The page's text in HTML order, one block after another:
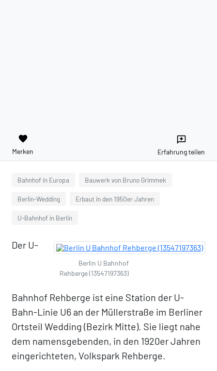
favorite
Merken
reviews
Erfahrung teilen
Bahnhof in Europa Bauwerk von Bruno Grimmek
Berlin-Wedding Erbaut in den 1950er Jahren
U-Bahnhof in Berlin
Berlin U Bahnhof
Rehberge (13547197363)
Der U-
Bahnhof Rehberge ist eine Station der U-
Bahn-Linie U6 an der Müllerstraße im Berliner
Ortsteil Wedding (Bezirk Mitte). Sie liegt nahe
dem namensgebenden, in den 1920er Jahren
eingerichteten, Volkspark Rehberge.